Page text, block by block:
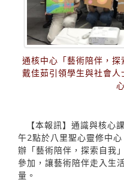
通核中心「藝術陪伴，
戴佳茹引領學生與社會
【本報訊】通識與核心
午2點於八里聖心靈修中
辦「藝術陪伴，探索自我
參加，讓藝術陪伴走入生
量。